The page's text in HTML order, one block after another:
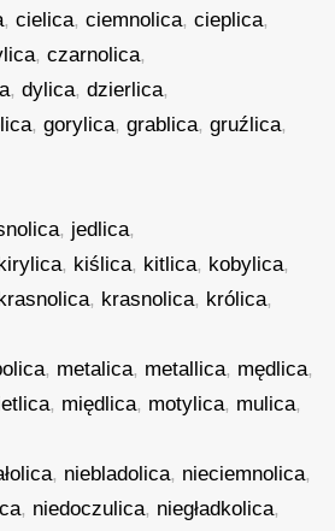
,cielica,ciemnolica,cieplica,
,czarnolica,
,dylica,dzierlica,
,gorylica,grablica,gruźlica,
, jedlica,
, kiślica, kitlica, kobylica,
, krasnolica, królica,
, metalica, metallica, mędlica,
, międlica, motylica, mulica,
, niebladolica, nieciemnolica,
, niedoczulica, niegładkolica,